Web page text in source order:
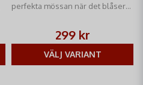
perfekta mössan när det blåser
299 kr
VÄLJ VARIANT